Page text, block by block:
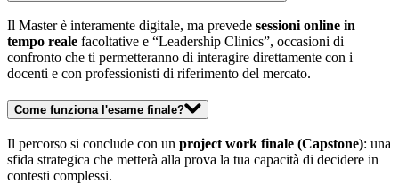
Il Master è interamente digitale, ma prevede sessioni online in
tempo reale facoltative e “Leadership Clinics”, occasioni di
confronto che ti permetteranno di interagire direttamente con i
docenti e con professionisti di riferimento del mercato.
Come funziona l'esame finale?
Il percorso si conclude con un project work finale (Capstone): una
sfida strategica che metterà alla prova la tua capacità di decidere in
contesti complessi.